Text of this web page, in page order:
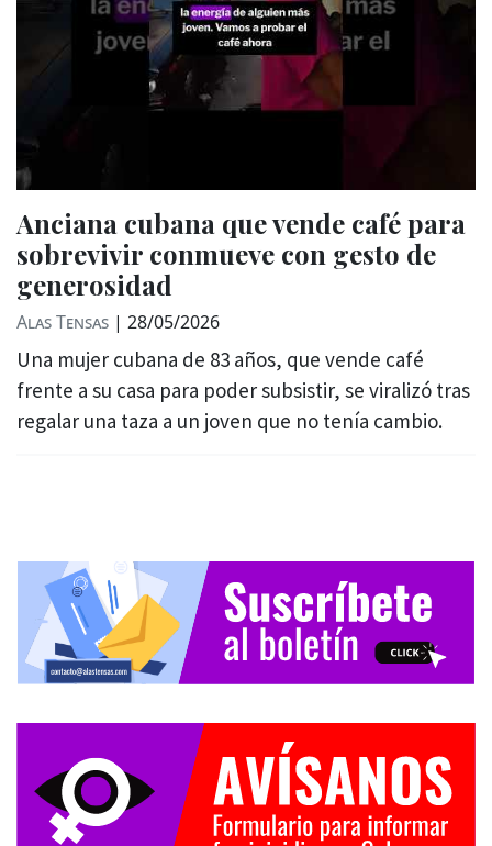
Anciana cubana que vende café para
sobrevivir conmueve con gesto de
generosidad
Alas Tensas | 28/05/2026
Una mujer cubana de 83 años, que vende café
frente a su casa para poder subsistir, se viralizó tras
regalar una taza a un joven que no tenía cambio.